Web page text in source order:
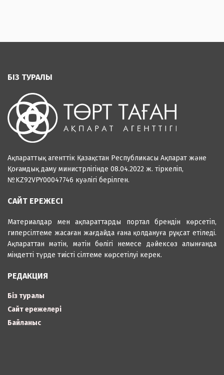
БІЗ ТУРАЛЫ
Ақпараттық агенттік Қазақстан Республикасы Ақпарат және
Қоғамдық даму министрлігінде 08.04.2022 ж. тіркеліп,
№KZ92VPY00047746 куәлігі берілген.
САЙТ ЕРЕЖЕСІ
Материалдар мен ақпараттарды портал брендін көрсетіп,
гиперсілтеме жасаған жағдайда ғана қолдануға рұқсат етіледі.
Ақпараттан мәтін, мәтін бөлігі немесе дәйексөз алынғанда
міндетті түрде тиісті сілтеме көрсетілуі керек.
РЕДАКЦИЯ
Біз туралы
Сайт ережелері
Байланыс